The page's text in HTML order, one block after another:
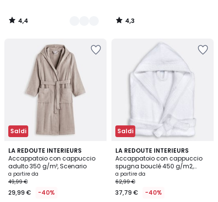
4,4
/
4,3
/
Saldi
LA REDOUTE INTERIEURS
Accappatoio con cappuccio
adulto 350 g/m², Scenario
a partire da
49,99 €
29,99 € -40%
4,3
/ 5
8
Colori
Saldi
LA REDOUTE INTERIEURS
Accappatoio con cappuccio
spugna bouclé 450 g/m2,
Haxel
a partire da
62,99 €
37,79 € -40%
4,5
/ 5
10
Colori